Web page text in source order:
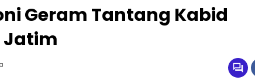
Geram Tantang Kabid
Jatim